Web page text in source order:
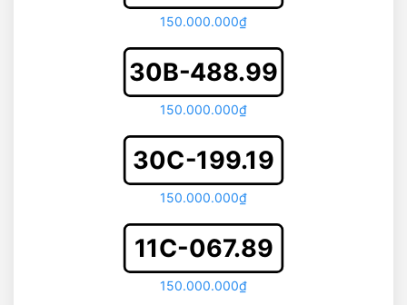
150.000.000₫
30B-488.99
150.000.000₫
30C-199.19
150.000.000₫
11C-067.89
150.000.000₫